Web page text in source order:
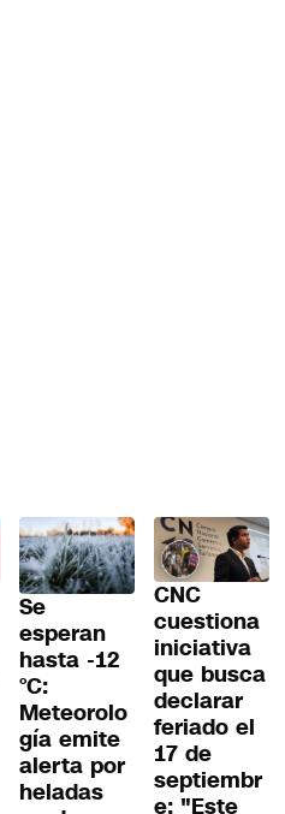
Se
esperan
hasta -12
°C:
Meteorolo
gía emite
alerta por
heladas
CNC
cuestiona
iniciativa
que busca
declarar
feriado el
17 de
septiembr
e: "Este